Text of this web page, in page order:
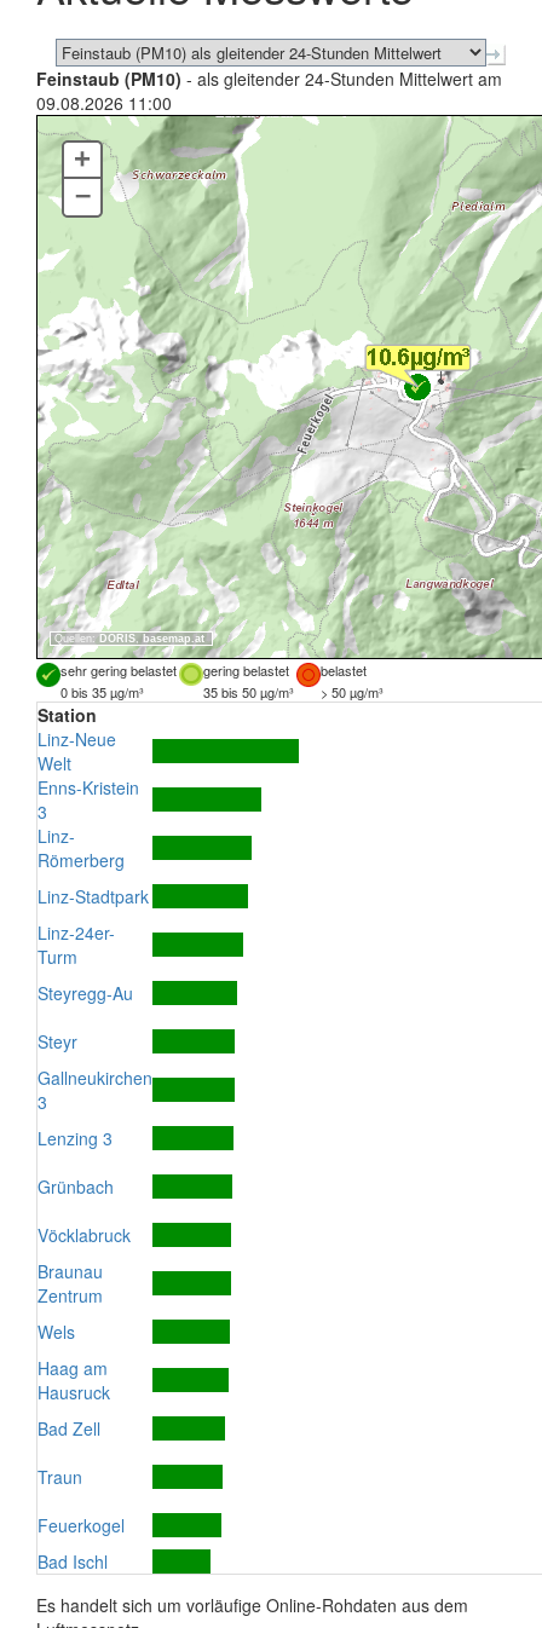
Feinstaub (PM10) - als gleitender 24-Stunden Mittelwert am
09.08.2026 11:00
Quellen: DORIS, basemap.at
+
–
sehr gering belastet gering belastet
belastet
0 bis 35 µg/m³
35 bis 50 µg/m³ > 50 µg/m³
Station
Linz-Neue
Welt
Enns-Kristein
3
Linz-
Römerberg
Linz-Stadtpark
Linz-24er-
Turm
Steyregg-Au
Steyr
Gallneukirchen
3
Lenzing 3
Grünbach
Vöcklabruck
Braunau
Zentrum
Wels
Haag am
Hausruck
Bad Zell
Traun
Feuerkogel
Bad Ischl
Es handelt sich um vorläufige Online-Rohdaten aus dem